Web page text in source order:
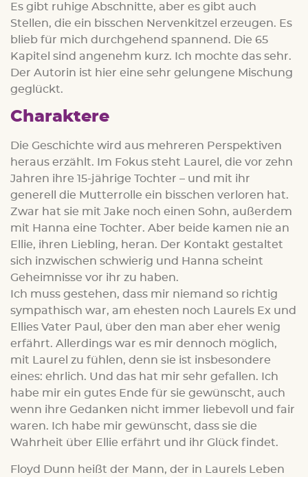
Es gibt ruhige Abschnitte, aber es gibt auch
Stellen, die ein bisschen Nervenkitzel erzeugen. Es
blieb für mich durchgehend spannend. Die 65
Kapitel sind angenehm kurz. Ich mochte das sehr.
Der Autorin ist hier eine sehr gelungene Mischung
geglückt.
Charaktere
Die Geschichte wird aus mehreren Perspektiven
heraus erzählt. Im Fokus steht Laurel, die vor zehn
Jahren ihre 15-jährige Tochter – und mit ihr
generell die Mutterrolle ein bisschen verloren hat.
Zwar hat sie mit Jake noch einen Sohn, außerdem
mit Hanna eine Tochter. Aber beide kamen nie an
Ellie, ihren Liebling, heran. Der Kontakt gestaltet
sich inzwischen schwierig und Hanna scheint
Geheimnisse vor ihr zu haben.
Ich muss gestehen, dass mir niemand so richtig
sympathisch war, am ehesten noch Laurels Ex und
Ellies Vater Paul, über den man aber eher wenig
erfährt. Allerdings war es mir dennoch möglich,
mit Laurel zu fühlen, denn sie ist insbesondere
eines: ehrlich. Und das hat mir sehr gefallen. Ich
habe mir ein gutes Ende für sie gewünscht, auch
wenn ihre Gedanken nicht immer liebevoll und fair
waren. Ich habe mir gewünscht, dass sie die
Wahrheit über Ellie erfährt und ihr Glück findet.
Floyd Dunn heißt der Mann, der in Laurels Leben